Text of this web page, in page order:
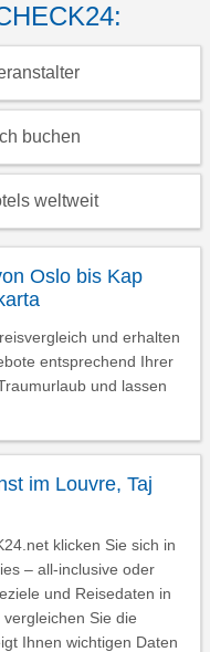
buchen
weltweit
Oslo bis Kap
und erhalten
entsprechend Ihrer
und lassen
im Louvre, Taj
klicken Sie sich in
– all-inclusive oder
und Reisedaten in
Sie die
Ihnen wichtigen Daten